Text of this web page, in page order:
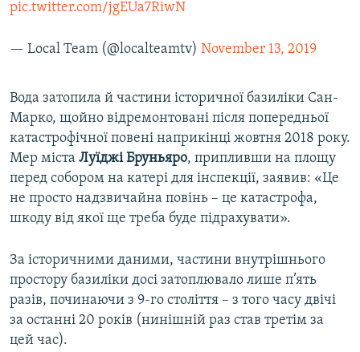
pic.twitter.com/jgEUa7RiwN
— Local Team (@localteamtv) November 13, 2019
Вода затопила й частини історичної базиліки Сан-
Марко, щойно відремонтовані після попередньої
катастрофічної повені наприкінці жовтня 2018 року.
Мер міста Луїджі Бруньяро, припливши на площу
перед собором на катері для інспекції, заявив: «Це
не просто надзвичайна повінь – це катастрофа,
шкоду від якої ще треба буде підрахувати».
За історичними даними, частини внутрішнього
простору базиліки досі затоплювало лише п’ять
разів, починаючи з 9-го століття – з того часу двічі
за останні 20 років (нинішній раз став третім за
цей час).